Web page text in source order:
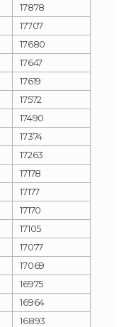
17878
17707
17680
17647
17619
17572
17490
17374
17263
17178
17177
17170
17105
17077
17069
16975
16964
16893